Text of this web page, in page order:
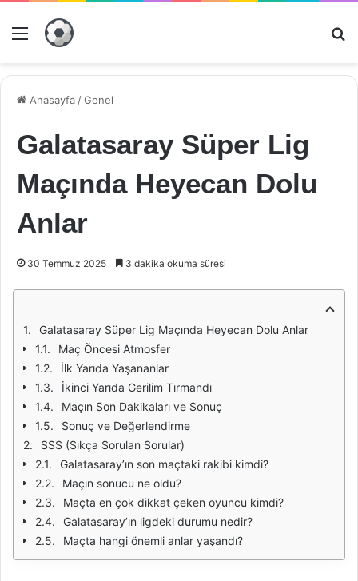
Menü
Anasayfa /Genel
Galatasaray Süper Lig
Maçında Heyecan Dolu
Anlar
30 Temmuz 2025 3 dakika okuma süresi
Galatasaray Süper Lig Maçında Heyecan Dolu Anlar
Maç Öncesi Atmosfer
İlk Yarıda Yaşananlar
İkinci Yarıda Gerilim Tırmandı
Maçın Son Dakikaları ve Sonuç
Sonuç ve Değerlendirme
SSS (Sıkça Sorulan Sorular)
Galatasaray’ın son maçtaki rakibi kimdi?
Maçın sonucu ne oldu?
Maçta en çok dikkat çeken oyuncu kimdi?
Galatasaray’ın ligdeki durumu nedir?
Maçta hangi önemli anlar yaşandı?